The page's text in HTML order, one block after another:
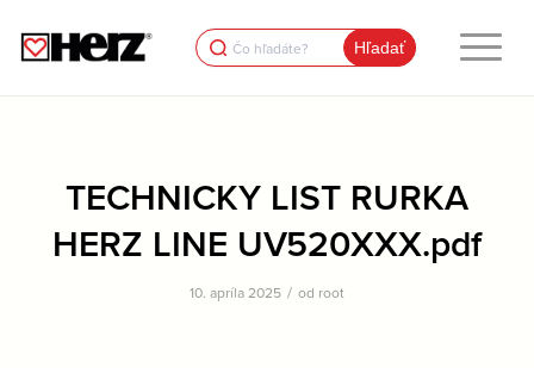
Search
for:
TECHNICKY LIST RURKA
HERZ LINE UV520XXX.pdf
10. apríla 2025 / od root